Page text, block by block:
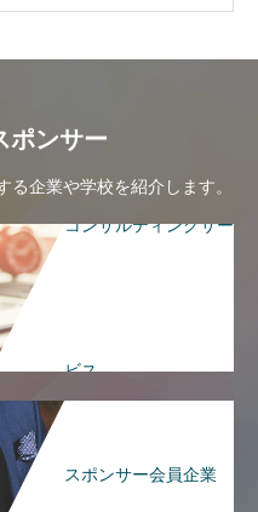
ポンサー
企業や学校を紹介します。
コンサルティングサー
ビス
スポンサー会員企業